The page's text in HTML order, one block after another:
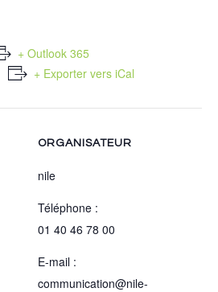
+ Outlook 365
+ Exporter vers iCal
ORGANISATEUR
nile
Téléphone :
01 40 46 78 00
E-mail :
communication@nile-